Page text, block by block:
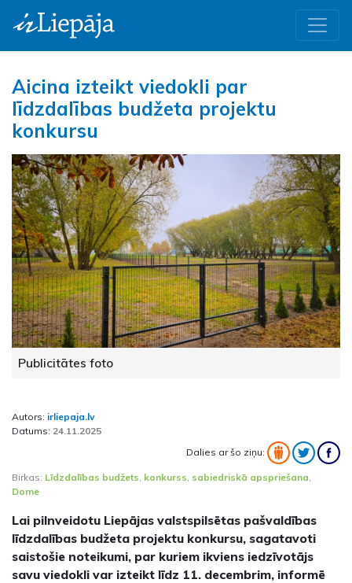
Aicina izteikt viedokli par
līdzdalības budžeta projektu
konkursu
Publicitātes foto
Autors: irliepaja.lv
Datums: 24.11.2025
Dalies ar šo ziņu:
Birkas: Līdzdalības budžets konkurss sabiedriskā apspriešana
Dome
Lai pilnveidotu Liepājas valstspilsētas pašvaldības
līdzdalības budžeta projektu konkursu, sagatavoti
saistošie noteikumi, par kuriem ikviens iedzīvotājs
savu viedokli var izteikt līdz 11. decembrim, informē